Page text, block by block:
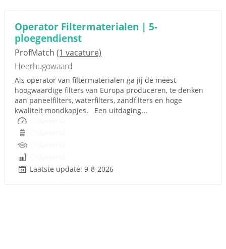
Operator Filtermaterialen | 5-
ploegendienst
ProfMatch (1 vacature)
Heerhugowaard
Als operator van filtermaterialen ga jij de meest
hoogwaardige filters van Europa produceren, te denken
aan paneelfilters, waterfilters, zandfilters en hoge
kwaliteit mondkapjes. Een uitdaging...
Laatste update: 9-8-2026